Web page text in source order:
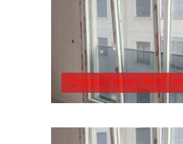
Pimapen Pencere Nasıl